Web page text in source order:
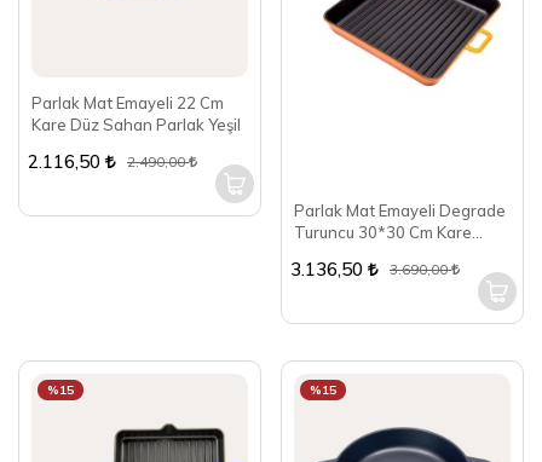
Parlak Mat Emayeli 22 Cm
Kare Düz Sahan Parlak Yeşil
2.116,50 2.490,00
Parlak Mat Emayeli Degrade
Turuncu 30*30 Cm Kare
3.136,50 3.690,00
%15 %15